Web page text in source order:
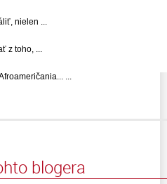
nielen ...
z toho, ...
...
blogera